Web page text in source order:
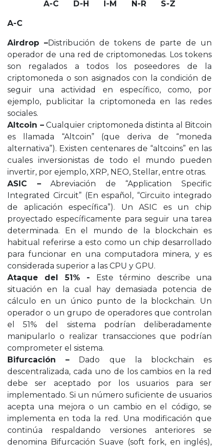
A-C D-H I-M N-R S-Z
A-C
Airdrop –Distribución de tokens de parte de un
operador de una red de criptomonedas. Los tokens
son regalados a todos los poseedores de la
criptomoneda o son asignados con la condición de
seguir una actividad en específico, como, por
ejemplo, publicitar la criptomoneda en las redes
sociales.
Altcoin –Cualquier criptomoneda distinta al Bitcoin
es llamada “Altcoin” (que deriva de “moneda
alternativa”). Existen centenares de “altcoins” en las
cuales inversionistas de todo el mundo pueden
invertir, por ejemplo, XRP, NEO, Stellar, entre otras.
ASIC –Abreviación de “Application Specific
Integrated Circuit” (En español, “Circuito integrado
de aplicación específica”). Un ASIC es un chip
proyectado específicamente para seguir una tarea
determinada. En el mundo de la blockchain es
habitual referirse a esto como un chip desarrollado
para funcionar en una computadora minera, y es
considerada superior a las CPU y GPU.
Ataque del 51% - Este término describe una
situación en la cual hay demasiada potencia de
cálculo en un único punto de la blockchain. Un
operador o un grupo de operadores que controlan
el 51% del sistema podrían deliberadamente
manipularlo o realizar transacciones que podrían
comprometer el sistema.
Bifurcación – Dado que la blockchain es
descentralizada, cada uno de los cambios en la red
debe ser aceptado por los usuarios para ser
implementado. Si un número suficiente de usuarios
acepta una mejora o un cambio en el código, se
implementa en toda la red. Una modificación que
continúa respaldando versiones anteriores se
denomina Bifurcación Suave (soft fork, en inglés),